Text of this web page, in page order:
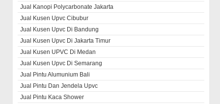
Jual Kanopi Polycarbonate Jakarta
Jual Kusen Upvc Cibubur
Jual Kusen Upvc Di Bandung
Jual Kusen Upvc Di Jakarta Timur
Jual Kusen UPVC Di Medan
Jual Kusen Upvc Di Semarang
Jual Pintu Alumunium Bali
Jual Pintu Dan Jendela Upvc
Jual Pintu Kaca Shower